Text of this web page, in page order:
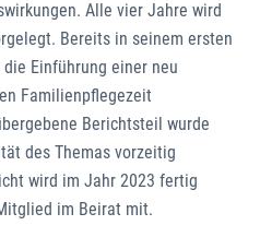
Alle vier Jahre wird
Bereits in seinem ersten
Einführung einer neu
Familienpflegezeit
Berichtsteil wurde
des Themas vorzeitig
wird im Jahr 2023 fertig
im Beirat mit.